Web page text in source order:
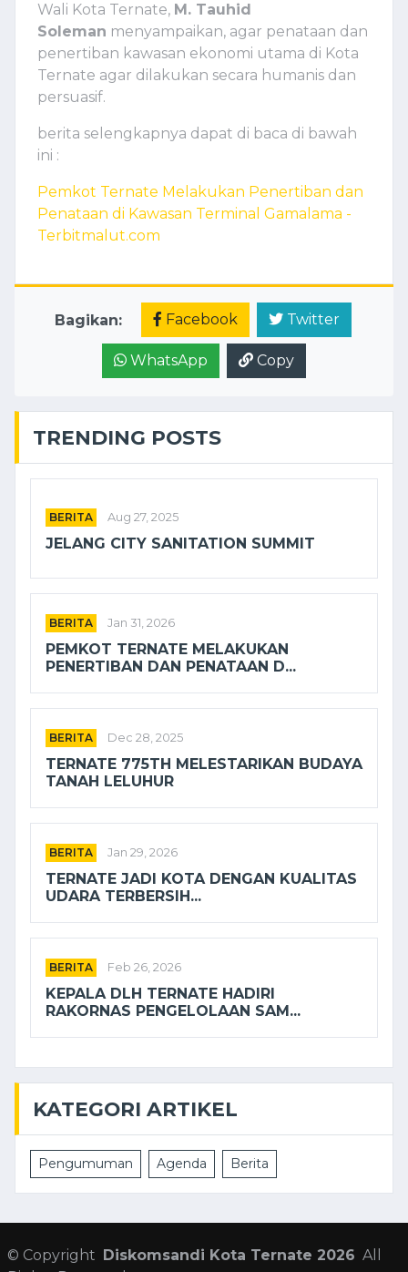
Wali Kota Ternate, M. Tauhid
Soleman menyampaikan, agar penataan dan
penertiban kawasan ekonomi utama di Kota
Ternate agar dilakukan secara humanis dan
persuasif.
berita selengkapnya dapat di baca di bawah
ini :
Pemkot Ternate Melakukan Penertiban dan
Penataan di Kawasan Terminal Gamalama -
Terbitmalut.com
Bagikan: Facebook Twitter
WhatsApp Copy
TRENDING POSTS
BERITA Aug 27, 2025
JELANG CITY SANITATION SUMMIT
BERITA Jan 31, 2026
PEMKOT TERNATE MELAKUKAN
PENERTIBAN DAN PENATAAN D...
BERITA Dec 28, 2025
TERNATE 775TH MELESTARIKAN BUDAYA
TANAH LELUHUR
BERITA Jan 29, 2026
TERNATE JADI KOTA DENGAN KUALITAS
UDARA TERBERSIH...
BERITA Feb 26, 2026
KEPALA DLH TERNATE HADIRI
RAKORNAS PENGELOLAAN SAM...
KATEGORI ARTIKEL
Pengumuman Agenda Berita
© Copyright Diskomsandi Kota Ternate 2026 All